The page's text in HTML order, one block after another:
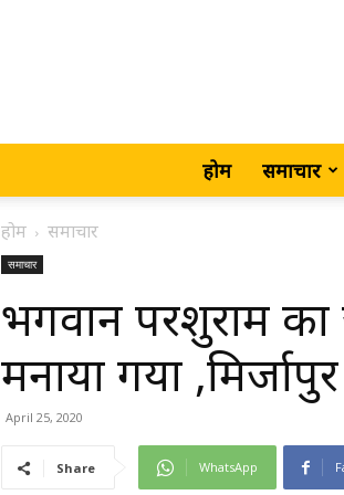
होम समाचार
होम समाचार
समाचार
भगवान परशुराम
मनाया गया ,मिर्जापुर
April 25, 2020
Share WhatsApp